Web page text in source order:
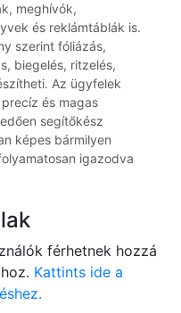
meghívók,
és reklámtáblák is.
szerint fóliázás,
biegelés, ritzelés,
Az ügyfelek
és magas
segítőkész
képes bármilyen
igazodva
férhetnek hozzá
Kattints ide a